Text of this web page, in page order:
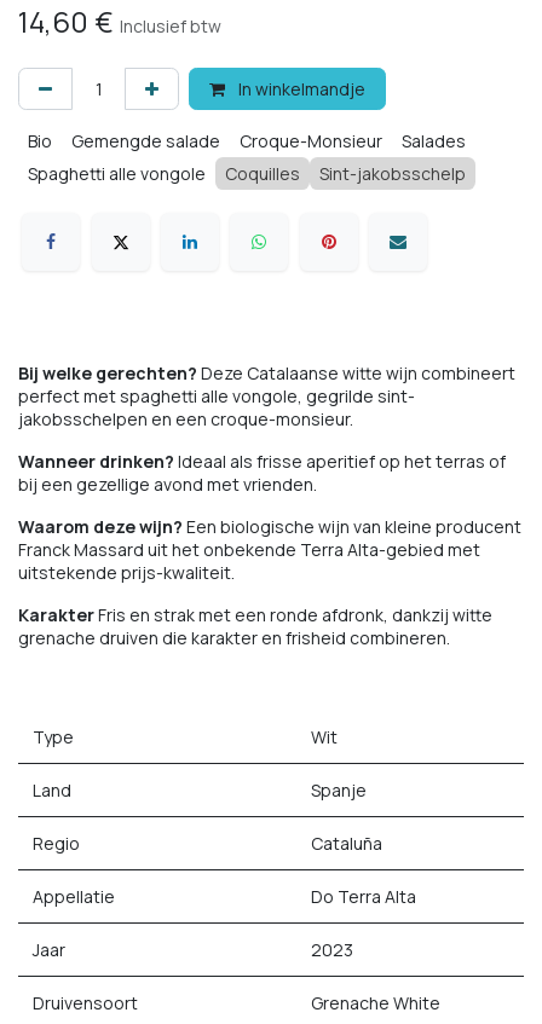
14,60 € Inclusief btw
In winkelmandje
Bio Gemengde salade Croque-Monsieur
Salades
Spaghetti alle vongole
Coquilles Sint-jakobsschelp
Bij welke gerechten? Deze Catalaanse witte wijn combineert
perfect met spaghetti alle vongole, gegrilde sint-
jakobsschelpen en een croque-monsieur.
Wanneer drinken? Ideaal als frisse aperitief op het terras of
bij een gezellige avond met vrienden.
Waarom deze wijn? Een biologische wijn van kleine producent
Franck Massard uit het onbekende Terra Alta-gebied met
uitstekende prijs-kwaliteit.
KarakterFris en strak met een ronde afdronk, dankzij witte
grenache druiven die karakter en frisheid combineren.
Type Wit
Land Spanje
Regio Cataluña
Appellatie Do Terra Alta
Jaar 2023
Druivensoort Grenache White